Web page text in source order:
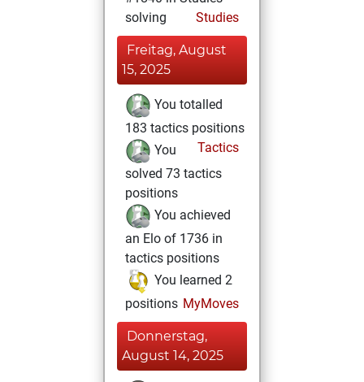
solving
Studies
Freitag, August
15, 2025
You totalled
183 tactics positions
Tactics
You
solved 73 tactics
positions
You achieved
an Elo of 1736 in
tactics positions
You learned 2
positions MyMoves
Donnerstag,
August 14, 2025